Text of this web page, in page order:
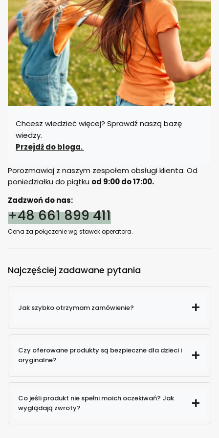
Chcesz wiedzieć więcej? Sprawdź naszą bazę
wiedzy.
Przejdź do bloga.
Porozmawiaj z naszym zespołem obsługi klienta. Od
poniedziałku do piątku od 9:00 do 17:00.
Zadzwoń do nas:
+48 661 899 411
Cena za połączenie wg stawek operatora.
Najczęściej zadawane pytania
Jak szybko otrzymam zamówienie?
Czy oferowane produkty są bezpieczne dla dzieci i
oryginalne?
100% oryginalne produkty
Co jeśli produkt nie spełni moich oczekiwań? Jak
wyglądają zwroty?